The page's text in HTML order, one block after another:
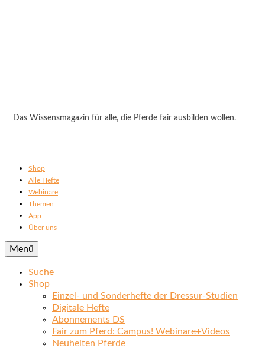
Das Wissensmagazin für alle, die Pferde fair ausbilden wollen.
Shop
Alle Hefte
Webinare
Themen
App
Über uns
Menü
Suche
Shop
Einzel- und Sonderhefte der Dressur-Studien
Digitale Hefte
Abonnements DS
Fair zum Pferd: Campus! Webinare+Videos
Neuheiten Pferde